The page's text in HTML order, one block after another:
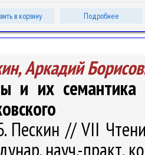
в корзину Подробнее
Аркадий
и их
Пескин // VII
науч.-практ.